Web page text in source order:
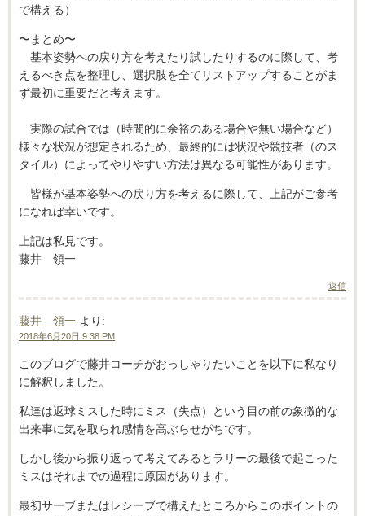
で構える）
〜まとめ〜
基本姿勢への戻り方を考えたり試したりするのに際して、考
えるべき点を整理し、選択肢を全てリストアップすることがま
ず最初に重要だと考えます。
実際の試合では（時間的に余裕のある場合や無い場合など）
様々な状況が想定されるため、最終的には状況や競技者（のス
タイル）によってやりやすい方法は異なる可能性があります。
皆様が基本姿勢への戻り方を考えるに際して、上記がご参考
になれば幸いです。
上記は私見です。
藤井 領一
返信
藤井 領一 より:
2018年6月20日 9:38 PM
このブログで藤井コーチがおっしゃりたいことを以下に私なり
に解釈しました。
私達は返球ミスした時にミス（失点）という目の前の象徴的な
出来事に気を取られ感情を高ぶらせがちです。
しかし後から振り返って考えてみるとラリーの最後で起こった
ミスはそれまでの過程に原因があります。
最初サーブまたはレシーブで構えたところからこのポイントの